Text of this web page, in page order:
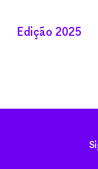
Edição 2025